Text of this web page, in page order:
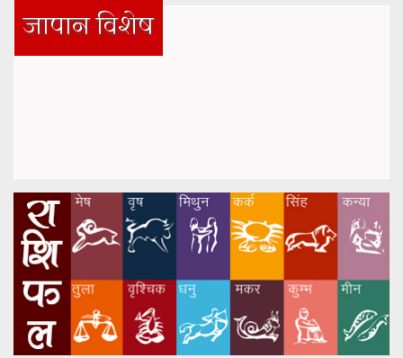
जापान विशेष